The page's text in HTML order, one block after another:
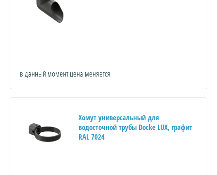
в данный момент цена меняется
Хомут универсальный для
водосточной трубы Docke LUX, графит
RAL 7024